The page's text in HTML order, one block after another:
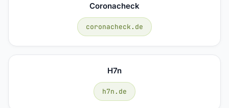
Coronacheck
coronacheck.de
H7n
h7n.de